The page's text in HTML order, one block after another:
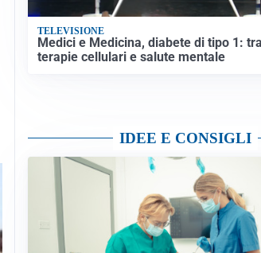
TELEVISIONE
Medici e Medicina, diabete di tipo 1:
terapie cellulari e salute mentale
IDEE E CONSIGLI